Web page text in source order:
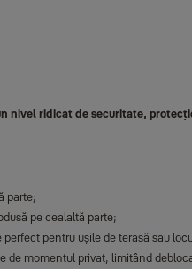
nivel ridicat de securitate,
parte;
pe cealaltă parte;
pentru ușile de terasă sau
momentul privat, limitând